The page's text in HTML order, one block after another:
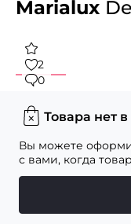
Marialux
2
0
Товара нет
Вы можете
с вами, когда